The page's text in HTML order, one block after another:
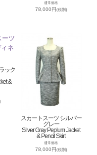
通常価格
78,000円(税別)
ック
&
スカートスーツ シルバー
グレー
Silver Gray Peplum Jacket
& Pencil Skirt
通常価格
78,000円(税別)